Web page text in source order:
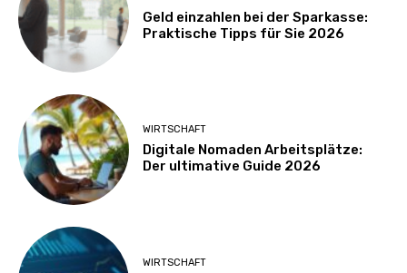
Geld einzahlen bei der Sparkasse:
Praktische Tipps für Sie 2026
WIRTSCHAFT
Digitale Nomaden Arbeitsplätze:
Der ultimative Guide 2026
WIRTSCHAFT